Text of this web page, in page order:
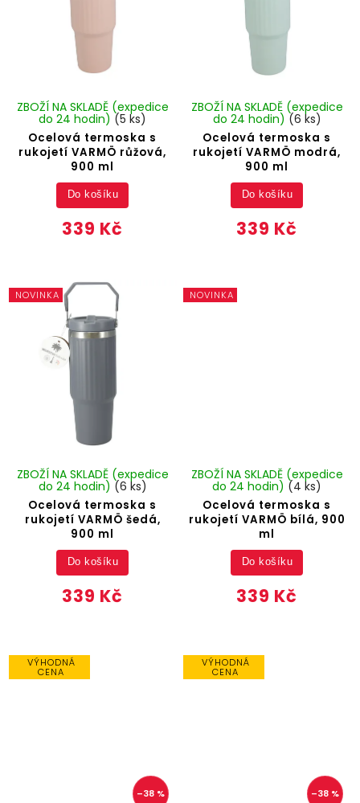
Ocelová termoska s
rukojetí VARMÖ růžová,
900 ml
ZBOŽÍ NA SKLADĚ (expedice
do 24 hodin) (5 ks)
339 Kč
Do košíku
Ocelová termoska s
rukojetí VARMÖ modrá,
900 ml
ZBOŽÍ NA SKLADĚ (expedice
do 24 hodin) (6 ks)
339 Kč
Do košíku
NOVINKA
Ocelová termoska s
rukojetí VARMÖ šedá,
900 ml
ZBOŽÍ NA SKLADĚ (expedice
do 24 hodin) (6 ks)
339 Kč
Do košíku
NOVINKA
Ocelová termoska s
rukojetí VARMÖ bílá, 900
ml
ZBOŽÍ NA SKLADĚ (expedice
do 24 hodin) (4 ks)
339 Kč
Do košíku
VÝHODNÁ
CENA
–38 %
VÝHODNÁ
CENA
–38 %